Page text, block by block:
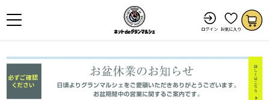
ログイン お気に入り